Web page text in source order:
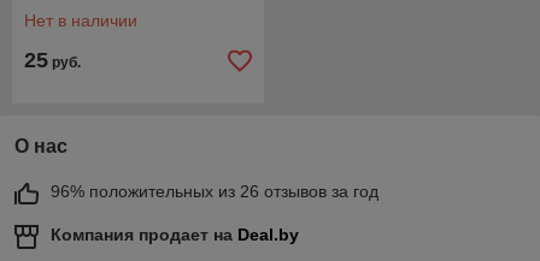
Нет в наличии
25 руб.
О нас
96% положительных из 26 отзывов за год
Компания продает на Deal.by